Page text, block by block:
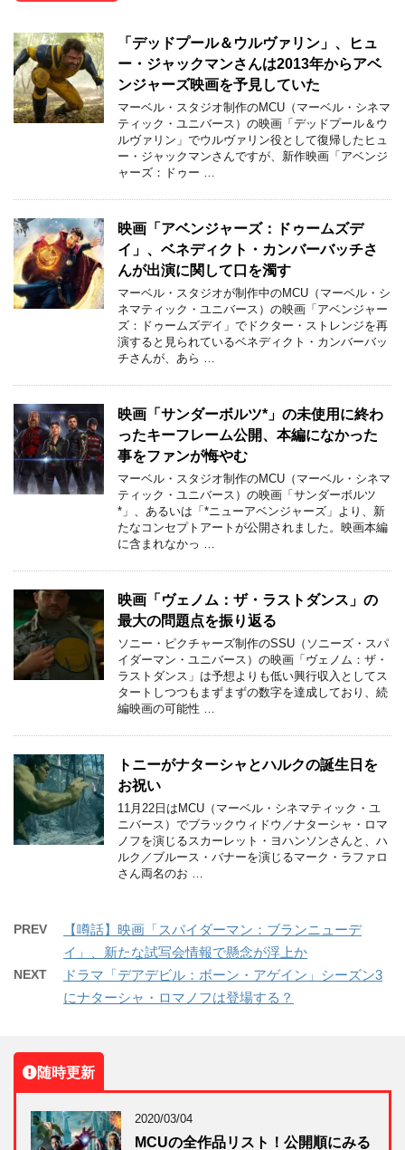
「デッドプール＆ウルヴァリン」、ヒュ
ー・ジャックマンさんは2013年からアベ
ンジャーズ映画を予見していた
マーベル・スタジオ制作のMCU（マーベル・シネマ
ティック・ユニバース）の映画「デッドプール＆ウ
ルヴァリン」でウルヴァリン役として復帰したヒュ
ー・ジャックマンさんですが、新作映画「アベンジ
ャーズ：ドゥー …
映画「アベンジャーズ：ドゥームズデ
イ」、ベネディクト・カンバーバッチさ
んが出演に関して口を濁す
マーベル・スタジオが制作中のMCU（マーベル・シ
ネマティック・ユニバース）の映画「アベンジャー
ズ：ドゥームズデイ」でドクター・ストレンジを再
演すると見られているベネディクト・カンバーバッ
チさんが、あら …
映画「サンダーボルツ*」の未使用に終わ
ったキーフレーム公開、本編になかった
事をファンが悔やむ
マーベル・スタジオ制作のMCU（マーベル・シネマ
ティック・ユニバース）の映画「サンダーボルツ
*」、あるいは「*ニューアベンジャーズ」より、新
たなコンセプトアートが公開されました。映画本編
に含まれなかっ …
映画「ヴェノム：ザ・ラストダンス」の
最大の問題点を振り返る
ソニー・ピクチャーズ制作のSSU（ソニーズ・スパ
イダーマン・ユニバース）の映画「ヴェノム：ザ・
ラストダンス」は予想よりも低い興行収入としてス
タートしつつもまずまずの数字を達成しており、続
編映画の可能性 …
トニーがナターシャとハルクの誕生日を
お祝い
11月22日はMCU（マーベル・シネマティック・ユ
ニバース）でブラックウィドウ／ナターシャ・ロマ
ノフを演じるスカーレット・ヨハンソンさんと、ハ
ルク／ブルース・バナーを演じるマーク・ラファロ
さん両名のお …
PREV
【噂話】映画「スパイダーマン：ブランニューデ
イ」、新たな試写会情報で懸念が浮上か
NEXT
ドラマ「デアデビル：ボーン・アゲイン」シーズン3
にナターシャ・ロマノフは登場する？
随時更新
2020/03/04
MCUの全作品リスト！公開順にみる